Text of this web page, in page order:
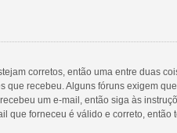
corretos, então uma entre duas
recebeu. Alguns fóruns exigem
um e-mail, então siga às
que forneceu é válido e correto, então